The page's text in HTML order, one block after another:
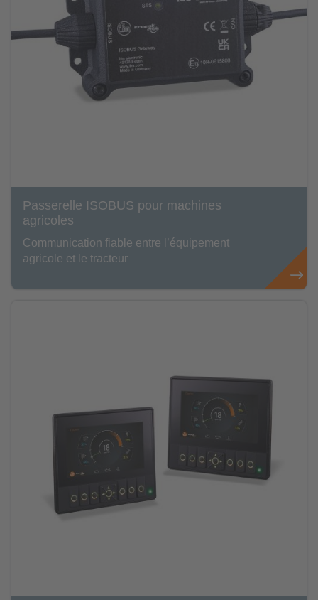
Passerelle ISOBUS pour machines
agricoles
Communication fiable entre l’équipement
agricole et le tracteur